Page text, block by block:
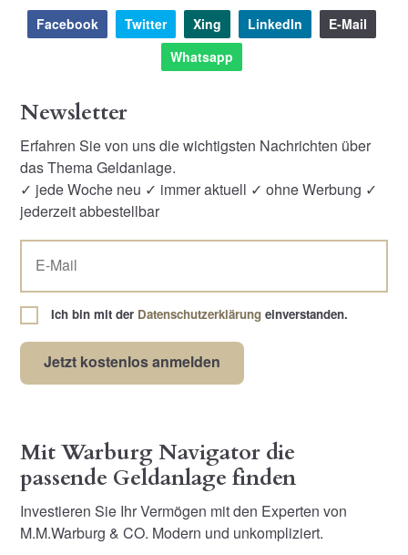
Facebook Twitter Xing LinkedIn
E-Mail
Whatsapp
Newsletter
Erfahren Sie von uns die wichtigsten Nachrichten über
das Thema Geldanlage.
✓ jede Woche neu ✓ immer aktuell ✓ ohne Werbung ✓
jederzeit abbestellbar
Ich bin mit der Datenschutzerklärung einverstanden.
Mit Warburg Navigator die
passende Geldanlage finden
Investieren Sie Ihr Vermögen mit den Experten von
M.M.Warburg & CO. Modern und unkompliziert.